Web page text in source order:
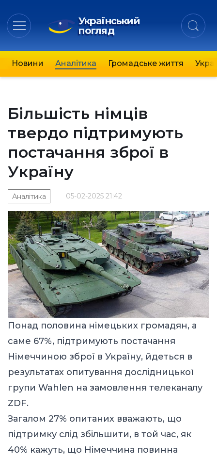
Український
погляд
Новини Аналітика Громадське життя
Більшість німців
твердо підтримують
постачання зброї в
Україну
05-02-2025 21:42
Аналітика
Понад половина німецьких громадян, а
саме 67%, підтримують постачання
Німеччиною зброї в Україну, йдеться в
результатах опитування дослідницької
групи Wahlen на замовлення телеканалу
ZDF.
Загалом 27% опитаних вважають, що
підтримку слід збільшити, в той час, як
40% кажуть, що Німеччина повинна